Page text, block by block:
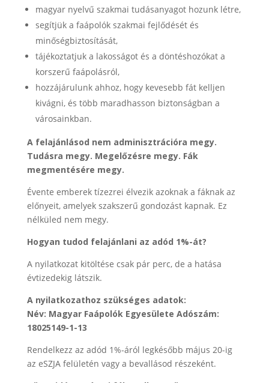
magyar nyelvű szakmai tudásanyagot hozunk létre,
segítjük a faápolók szakmai fejlődését és
minőségbiztosítását,
tájékoztatjuk a lakosságot és a döntéshozókat a
korszerű faápolásról,
hozzájárulunk ahhoz, hogy kevesebb fát kelljen
kivágni, és több maradhasson biztonságban a
városainkban.
A felajánlásod nem adminisztrációra megy.
Tudásra megy. Megelőzésre megy. Fák
megmentésére megy.
Évente emberek tízezrei élvezik azoknak a fáknak az
előnyeit, amelyek szakszerű gondozást kapnak. Ez
nélküled nem megy.
Hogyan tudod felajánlani az adód 1%-át?
A nyilatkozat kitöltése csak pár perc, de a hatása
évtizedekig látszik.
A nyilatkozathoz szükséges adatok:
Név: Magyar Faápolók Egyesülete Adószám:
18025149-1-13
Rendelkezz az adód 1%-áról legkésőbb május 20-ig
az eSZJA felületén vagy a bevallásod részeként.